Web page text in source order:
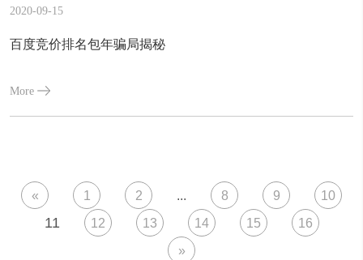
2020-09-15
百度竞价排名包年骗局揭秘
More
« 1 2 ... 8 9 10
11 12 13 14 15
16
»